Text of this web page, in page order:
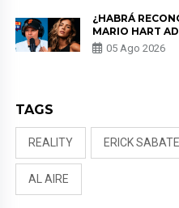
¿HABRÁ
MARIO HART
PODRÍA
RIVADENEIRA:
05 Ago 2026
TAGS
REALITY ERICK
AL AIRE